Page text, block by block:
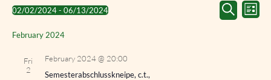
Events
Search
Search
Event
Views
List
02/02/2024 - 06/13/2024
date.
February 2024
Fri
2
February 2024 @ 20:00
Semesterabschlusskneipe, c.t.,